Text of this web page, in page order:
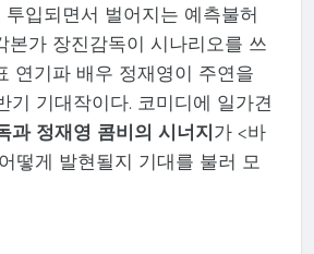
입되면서 벌어지는 예측불허
본가 장진감독이 시나리오를 쓰
연기파 배우 정재영이 주연을
기 기대작이다. 코미디에 일가견
과 정재영 콤비의 시너지가 <바
떻게 발현될지 기대를 불러 모